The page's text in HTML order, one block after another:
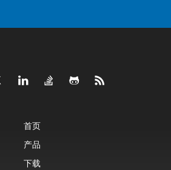
首页
产品
下载